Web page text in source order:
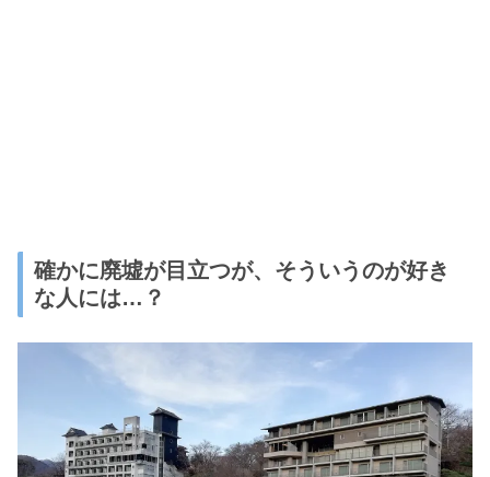
確かに廃墟が目立つが、そういうのが好き
な人には…？